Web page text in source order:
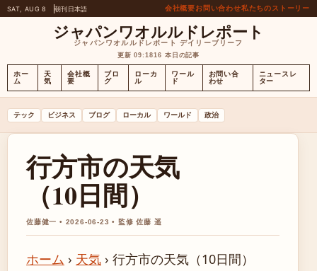
SAT, AUG 8 朝刊日本語 会社概要お問い合わせ私たちのストーリー
ジャパンワオルルドレポート
ジャパンワオルルドレポート デイリーブリーフ
更新 09:1816 本日の記事
ホー
ム
天
気
会社概
要
ブロ
グ
ローカ
ル
ワール
ド
お問い合
わせ
ニュースレ
ター
テック ビジネス ブログ ローカル ワールド 政治
行方市の天気
（10日間）
佐藤健一 • 2026-06-23 • 監修 佐藤 遥
ホーム › 天気 › 行方市の天気（10日間）